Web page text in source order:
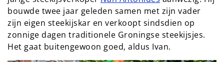
bouwde twee jaar geleden samen met zijn vader
zijn eigen steekijskar en verkoopt sindsdien op
zonnige dagen traditionele Groningse steekijsjes.
Het gaat buitengewoon goed, aldus Ivan.